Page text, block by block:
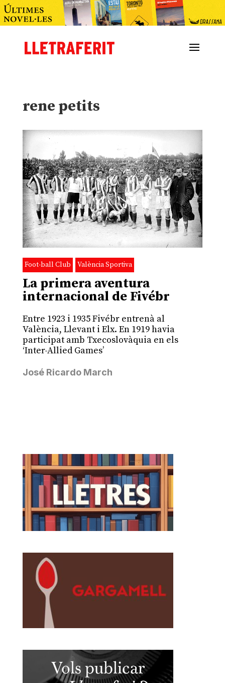
rene petits
Foot-ball Club València Sportiva
La primera aventura
internacional de Fivébr
Entre 1923 i 1935 Fivébr entrenà al
València, Llevant i Elx. En 1919 havia
participat amb Txecoslovàquia en els
‘Inter-Allied Games’
José Ricardo March